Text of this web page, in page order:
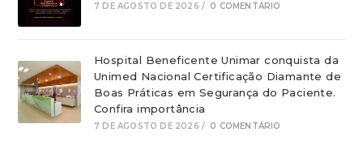
7 DE AGOSTO DE 2026 / 0 COMENTÁRIO
Hospital Beneficente Unimar conquista da
Unimed Nacional Certificação Diamante de
Boas Práticas em Segurança do Paciente.
Confira importância
7 DE AGOSTO DE 2026 / 0 COMENTÁRIO